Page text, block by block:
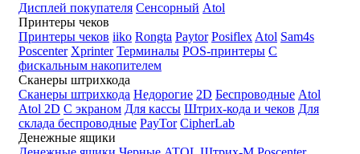
Дисплей покупателя Сенсорный Atol
Принтеры чеков
Принтеры чеков iiko Rongta Paytor Posiflex Atol Sam4s
Poscenter Xprinter Терминалы POS-принтеры С
фискальным накопителем
Сканеры штрихкода
Сканеры штрихкода Недорогие 2D Беспроводные Atol
Atol 2D С экраном Для кассы Штрих-кода и чеков Для
склада беспроводные PayTor CipherLab
Денежные ящики